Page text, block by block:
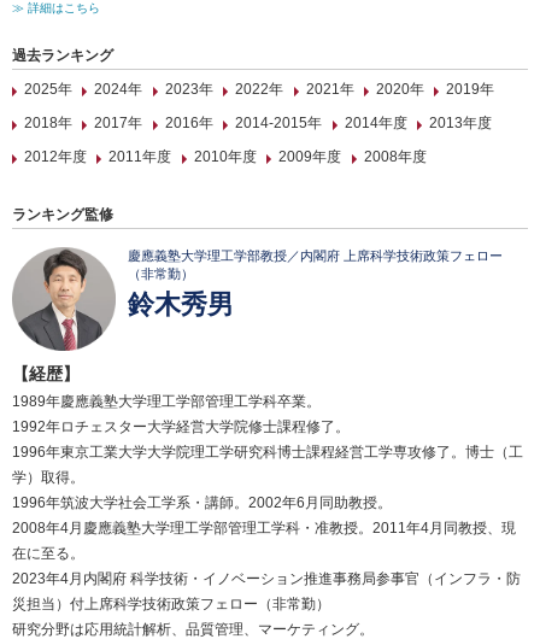
≫ 詳細はこちら
過去ランキング
2025年
2024年 2023年 2022年 2021年 2020年
2019年
2018年
2017年 2016年 2014-2015年 2014年度
2013年度
2012年度
2011年度 2010年度 2009年度 2008年度
ランキング監修
慶應義塾大学理工学部教授／内閣府 上席科学技術政策フェロー
（非常勤）
鈴木秀男
【経歴】
1989年慶應義塾大学理工学部管理工学科卒業。
1992年ロチェスター大学経営大学院修士課程修了。
1996年東京工業大学大学院理工学研究科博士課程経営工学専攻修了。博士（工
学）取得。
1996年筑波大学社会工学系・講師。2002年6月同助教授。
2008年4月慶應義塾大学理工学部管理工学科・准教授。2011年4月同教授、現
在に至る。
2023年4月内閣府 科学技術・イノベーション推進事務局参事官（インフラ・防
災担当）付上席科学技術政策フェロー（非常勤）
研究分野は応用統計解析、品質管理、マーケティング。